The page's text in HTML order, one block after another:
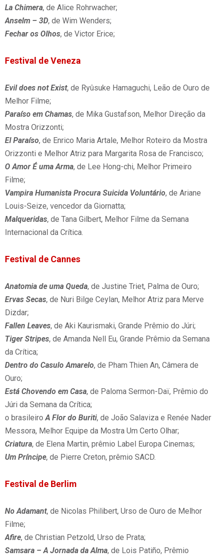
La Chimera, de Alice Rohrwacher;
Anselm – 3D, de Wim Wenders;
Fechar os Olhos, de Victor Erice;
Festival de Veneza
Evil does not Exist, de Ryûsuke Hamaguchi, Leão de Ouro de
Melhor Filme;
Paraíso em Chamas, de Mika Gustafson, Melhor Direção da
Mostra Orizzonti;
El Paraíso, de Enrico Maria Artale, Melhor Roteiro da Mostra
Orizzonti e Melhor Atriz para Margarita Rosa de Francisco;
O Amor É uma Arma, de Lee Hong-chi, Melhor Primeiro
Filme;
Vampira Humanista Procura Suicida Voluntário, de Ariane
Louis-Seize, vencedor da Giornatta;
Malqueridas, de Tana Gilbert, Melhor Filme da Semana
Internacional da Crítica.
Festival de Cannes
Anatomia de uma Queda, de Justine Triet, Palma de Ouro;
Ervas Secas, de Nuri Bilge Ceylan, Melhor Atriz para Merve
Dizdar;
Fallen Leaves, de Aki Kaurismaki, Grande Prêmio do Júri;
Tiger Stripes, de Amanda Nell Eu, Grande Prêmio da Semana
da Crítica;
Dentro do Casulo Amarelo, de Pham Thien An, Câmera de
Ouro;
Está Chovendo em Casa, de Paloma Sermon-Daï, Prêmio do
Júri da Semana da Crítica;
o brasileiroA Flor do Buriti, de João Salaviza e Renée Nader
Messora, Melhor Equipe da Mostra Um Certo Olhar;
Criatura, de Elena Martin, prêmio Label Europa Cinemas;
Um Príncipe, de Pierre Creton, prêmio SACD.
Festival de Berlim
No Adamant, de Nicolas Philibert, Urso de Ouro de Melhor
Filme;
Afire, de Christian Petzold, Urso de Prata;
Samsara – A Jornada da Alma, de Lois Patiño, Prêmio